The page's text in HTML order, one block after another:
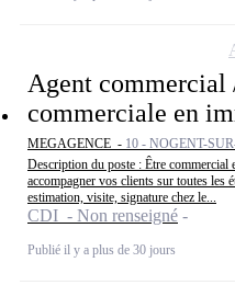
Agent commercial
commerciale en
MEGAGENCE - 10 - NOGENT-
Description du poste : Être commercial
accompagner vos clients sur toutes les
estimation, visite, signature chez le...
CDI - Non renseigné
Publié il y a plus de 30 jours